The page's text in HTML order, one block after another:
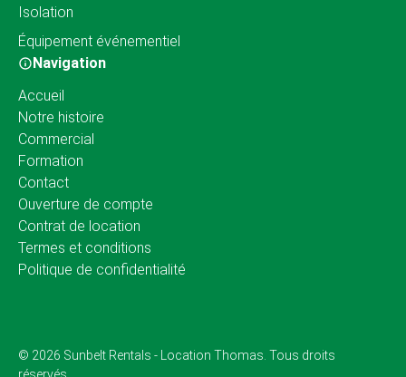
Isolation
Équipement événementiel
Navigation
Accueil
Notre histoire
Commercial
Formation
Contact
Ouverture de compte
Contrat de location
Termes et conditions
Politique de confidentialité
© 2026 Sunbelt Rentals - Location Thomas. Tous droits